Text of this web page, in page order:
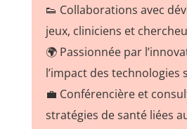
👟 Collaborations avec
jeux, cliniciens et
🌍 Passionnée par
l’impact des technologies
💼 Conférencière et
stratégies de santé liées